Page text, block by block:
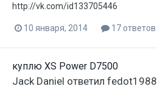
http://vk.com/id133705446
10 января, 2014 17 ответов
куплю XS Power D7500
Jack Daniel ответил fedot1988